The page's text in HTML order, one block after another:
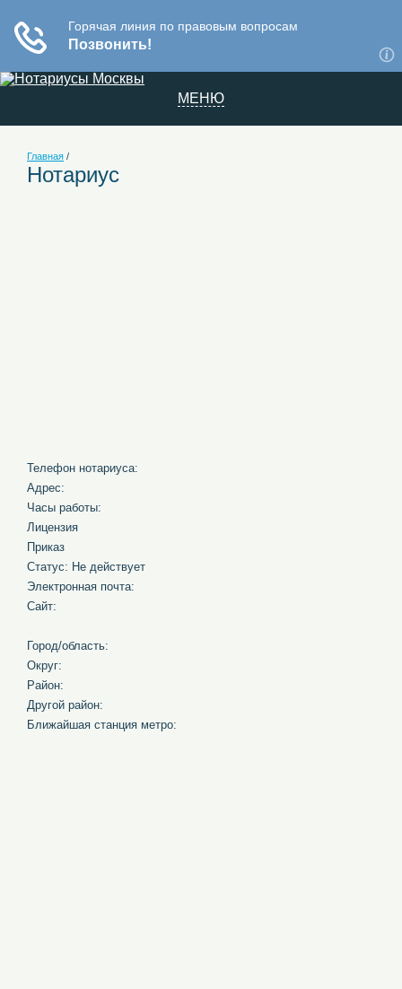
МЕНЮ
Главная /
Нотариус
Телефон нотариуса:
Адрес:
Часы работы:
Лицензия
Приказ
Статус: Не действует
Электронная почта:
Сайт:
Город/область:
Округ:
Район:
Другой район:
Ближайшая станция метро: